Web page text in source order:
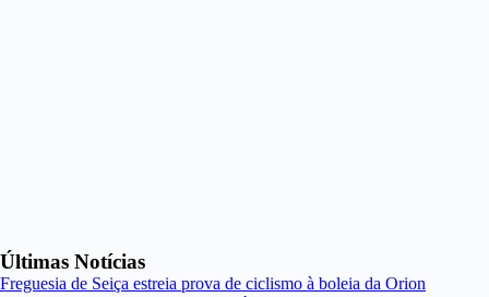
Últimas Notícias
Freguesia de Seiça estreia prova de ciclismo à boleia da Orion